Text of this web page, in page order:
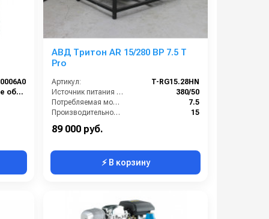
Клининговое оборудование
АВД Тритон AR 15/280 BP 7.5 T
Pro
Артикул:
T-RG15.28HN
Источник питания (~/В/Гц):
380/50
Потребляемая мощность (кВт):
7.5
Производительность (л/мин):
15
89 000 руб.
⚡ В корзину